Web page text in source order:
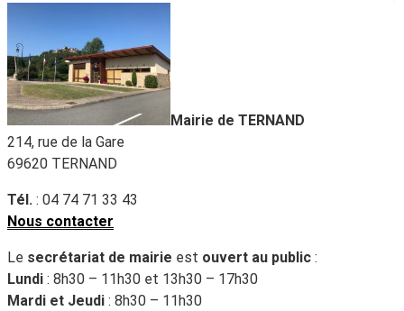
Mairie de TERNAND
214, rue de la Gare
69620 TERNAND
Tél. : 04 74 71 33 43
Nous contacter
Le secrétariat de mairie est ouvert au public :
Lundi : 8h30 – 11h30 et 13h30 – 17h30
Mardi et Jeudi : 8h30 – 11h30